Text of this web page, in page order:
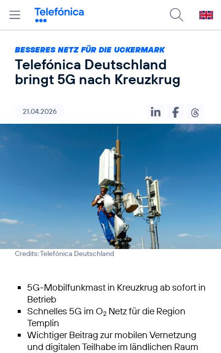
BESSERES NETZ FÜR DIE UCKERMARK
Telefónica Deutschland
bringt 5G nach Kreuzkrug
21.04.2026
Credits: Telefónica Deutschland
5G-Mobilfunkmast in Kreuzkrug ab sofort in
Betrieb
Schnelles 5G im O2 Netz für die Region
Templin
Wichtiger Beitrag zur mobilen Vernetzung
und digitalen Teilhabe im ländlichen Raum